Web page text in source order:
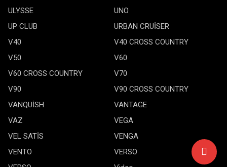
ULYSSE
UNO
UP CLUB
URBAN CRUİSER
V40
V40 CROSS COUNTRY
V50
V60
V60 CROSS COUNTRY
V70
V90
V90 CROSS COUNTRY
VANQUİSH
VANTAGE
VAZ
VEGA
VEL SATİS
VENGA
VENTO
VERSO